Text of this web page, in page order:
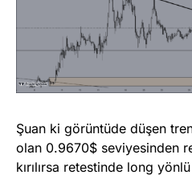
Şuan ki görüntüde düşen
olan 0.9670$ seviyesinden
kırılırsa retestinde long